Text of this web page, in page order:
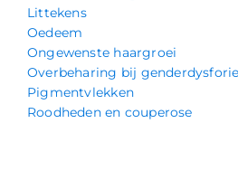
Littekens
Oedeem
Ongewenste haargroei
Overbeharing bij genderdysforie
Pigmentvlekken
Roodheden en couperose